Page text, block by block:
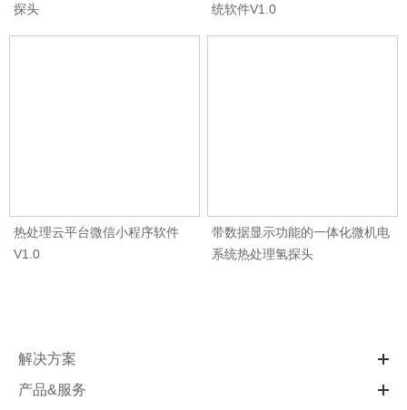
探头
统软件V1.0
热处理云平台微信小程序软件
V1.0
带数据显示功能的一体化微机电
系统热处理氢探头
解决方案
产品&服务